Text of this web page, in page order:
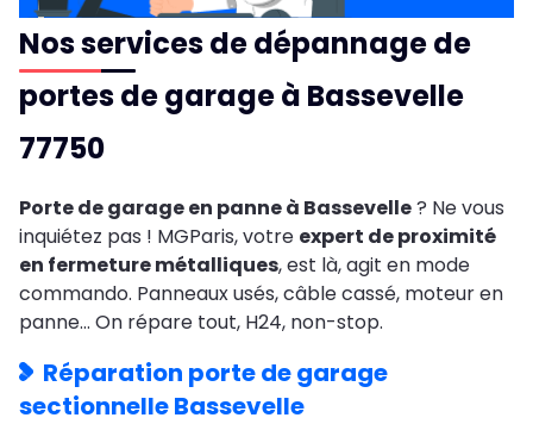
Nos services de dépannage de
portes de garage à Bassevelle
77750
Porte de garage en panne à Bassevelle? Ne vous
inquiétez pas ! MGParis, votre expert de proximité
en fermeture métalliques, est là, agit en mode
commando. Panneaux usés, câble cassé, moteur en
panne… On répare tout, H24, non-stop.
Réparation porte de garage
sectionnelle Bassevelle